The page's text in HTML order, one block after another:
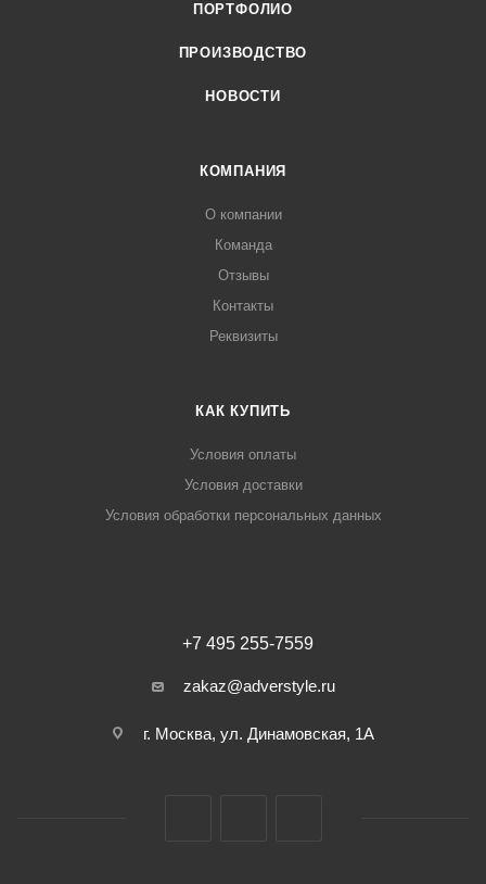
ПОРТФОЛИО
ПРОИЗВОДСТВО
НОВОСТИ
КОМПАНИЯ
О компании
Команда
Отзывы
Контакты
Реквизиты
КАК КУПИТЬ
Условия оплаты
Условия доставки
Условия обработки персональных данных
+7 495 255-7559
zakaz@adverstyle.ru
г. Москва, ул. Динамовская, 1А